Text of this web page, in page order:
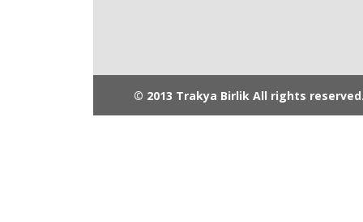
© 2013 Trakya Birlik All rights